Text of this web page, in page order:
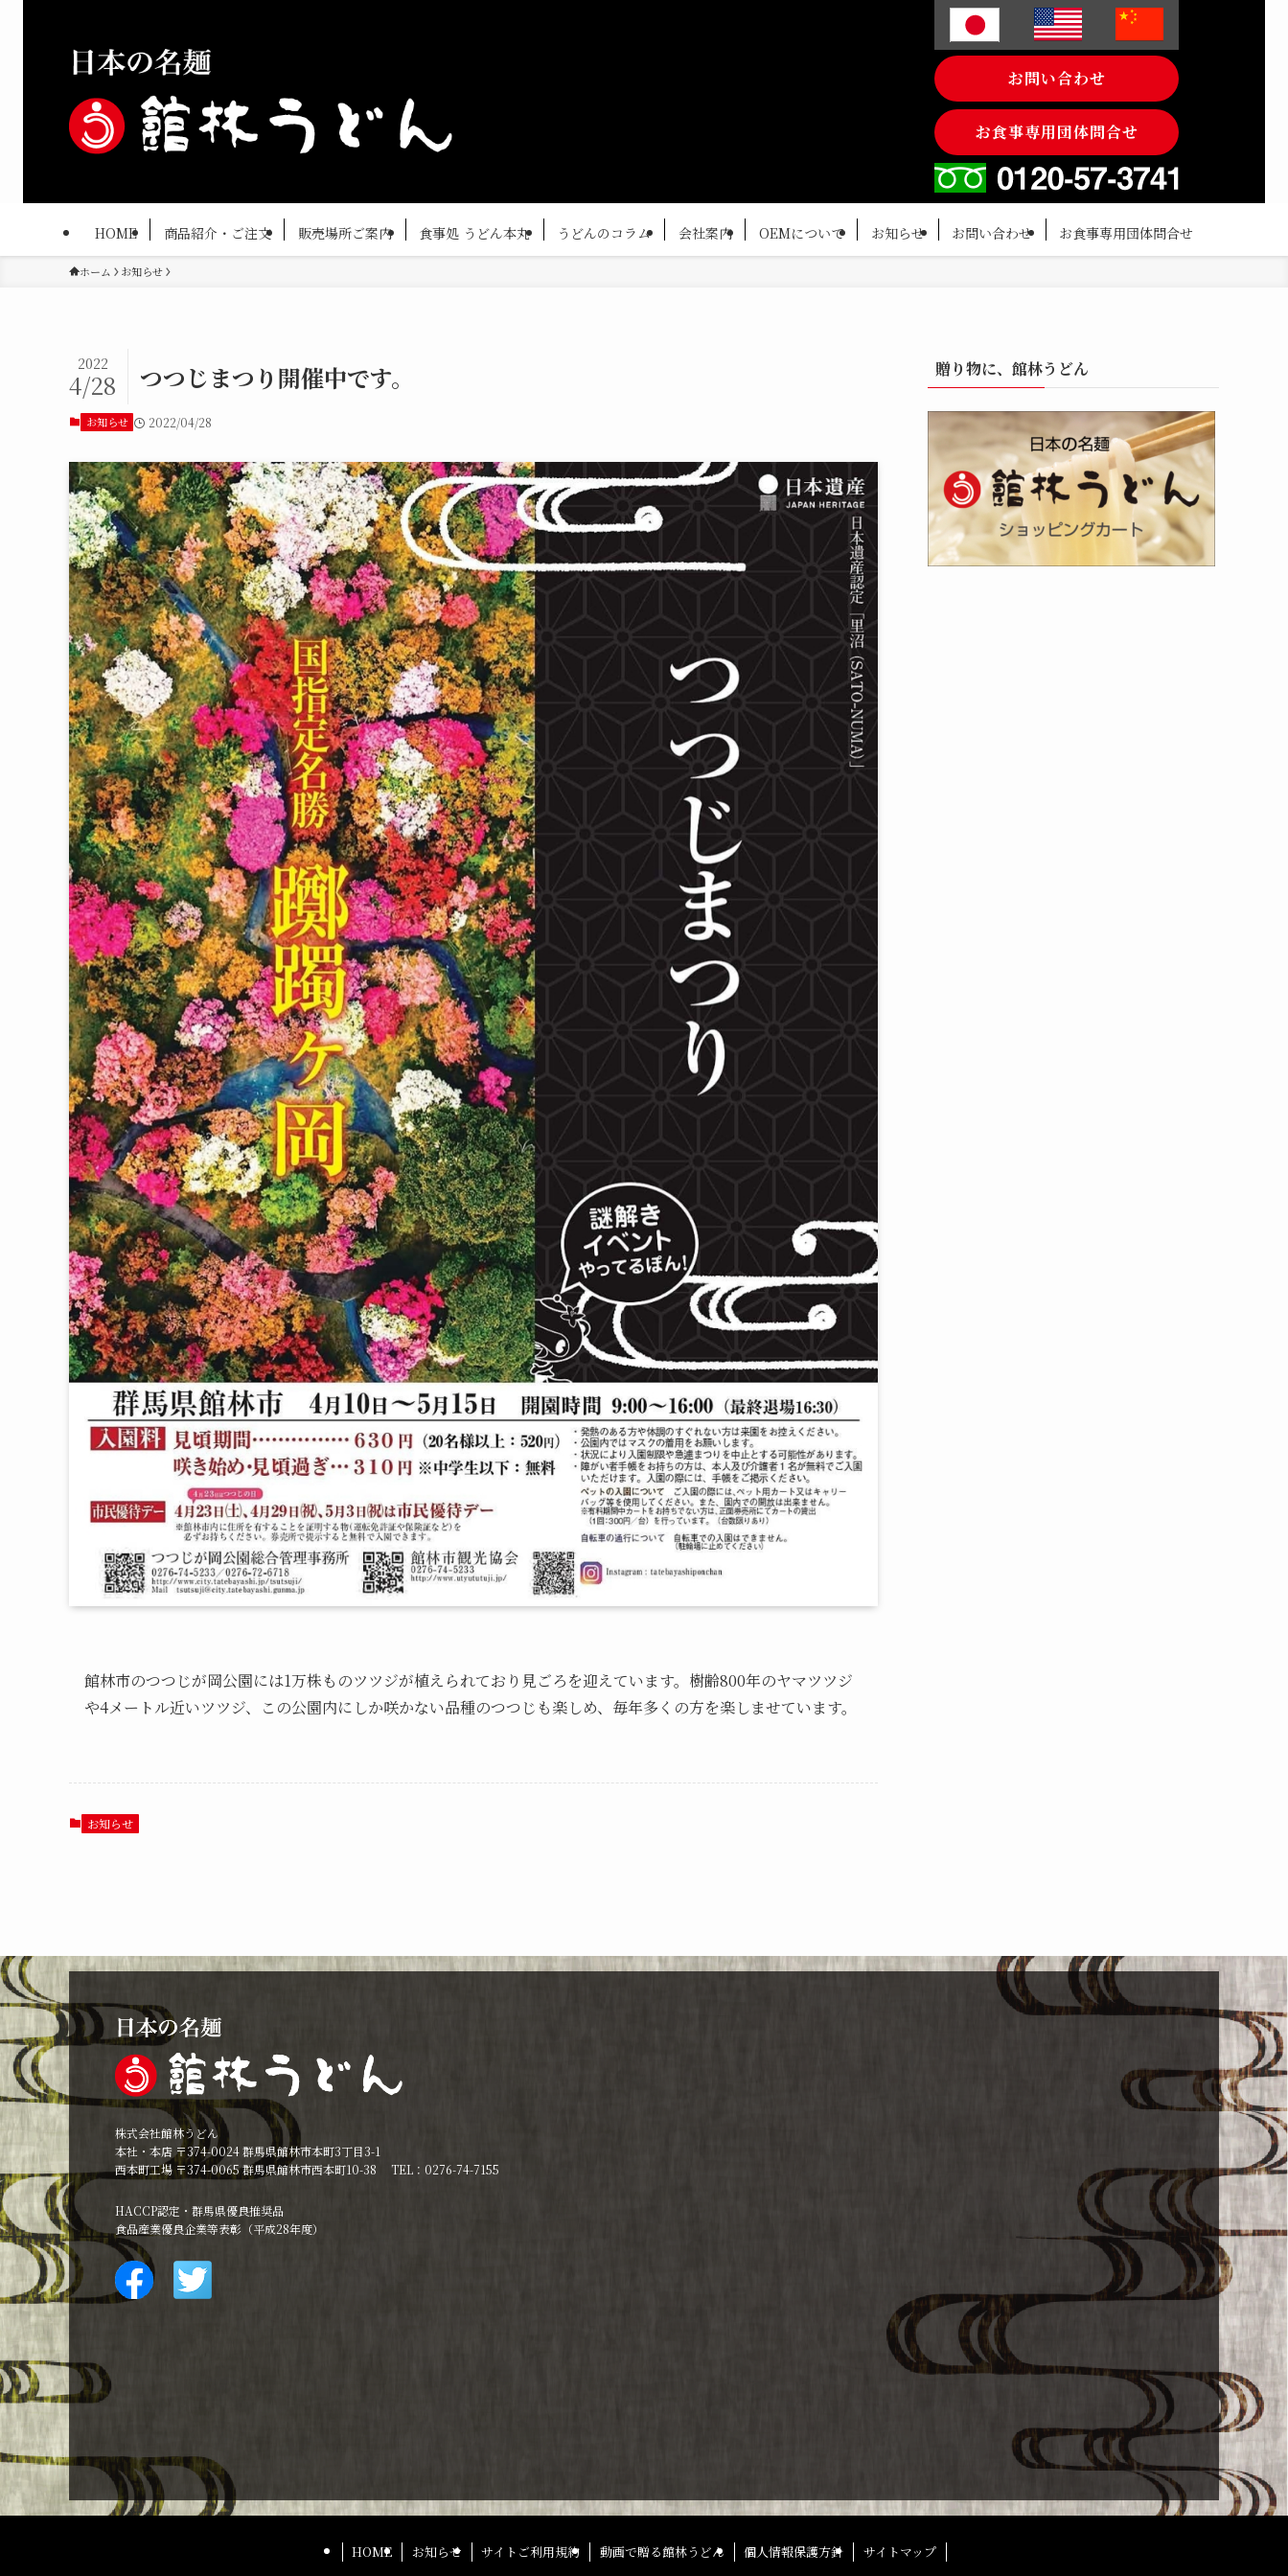
HOME 商品紹介・ご注文 販売場所ご案内 食事処 うどん本丸 うどんのコラム 会社案内 OEMについて お知らせ お問い合わせ お食事専用団体問合せ
お問い合わせ
お食事専用団体問合せ
ホーム お知らせ
つつじまつり開催中です。
2022
4/28
お知らせ 2022/04/28
館林市のつつじが岡公園には1万株ものツツジが植えられており見ごろを迎えています。樹齢800年のヤマツツジ
や4メートル近いツツジ、この公園内にしか咲かない品種のつつじも楽しめ、毎年多くの方を楽しませています。
お知らせ
贈り物に、館林うどん
株式会社館林うどん
本社・本店 〒374-0024 群馬県館林市本町3丁目3-1
西本町工場 〒374-0065 群馬県館林市西本町10-38 TEL：0276-74-7155
HACCP認定・群馬県優良推奨品
食品産業優良企業等表彰（平成28年度）
HOME お知らせ サイトご利用規約 動画で贈る館林うどん 個人情報保護方針 サイトマップ